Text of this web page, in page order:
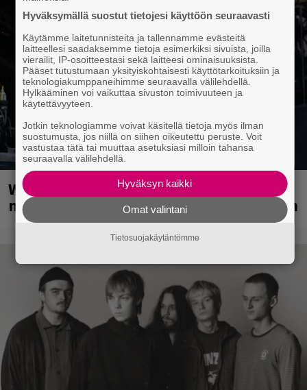
Weezer palaa Suomeen yli
neljännesvuosisadan odotuksen jälkeen
Hyväksymällä suostut tietojesi käyttöön seuraavasti
Käytämme laitetunnisteita ja tallennamme evästeitä
laitteellesi saadaksemme tietoja esimerkiksi sivuista, joilla
vierailit, IP-osoitteestasi sekä laitteesi ominaisuuksista.
Pääset tutustumaan yksityiskohtaisesti käyttötarkoituksiin ja
teknologiakumppaneihimme seuraavalla välilehdellä.
Hylkääminen voi vaikuttaa sivuston toimivuuteen ja
käytettävyyteen.
Jotkin teknologiamme voivat käsitellä tietoja myös ilman
suostumusta, jos niillä on siihen oikeutettu peruste. Voit
vastustaa tätä tai muuttaa asetuksiasi milloin tahansa
seuraavalla välilehdellä.
Hyväksyn kaikki
Omat valintani
Tietosuojakäytäntömme